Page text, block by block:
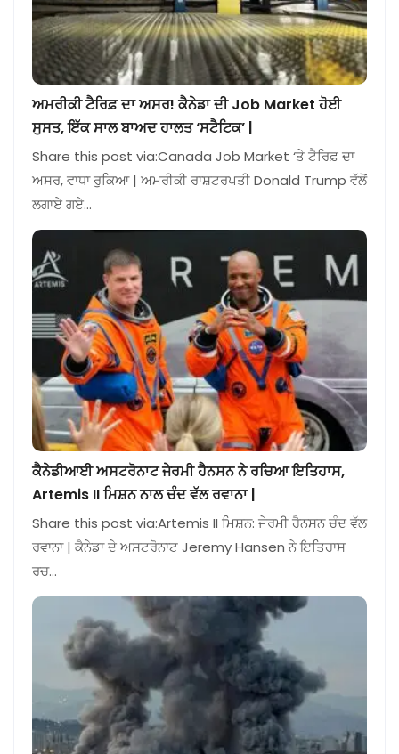
ਅਮਰੀਕੀ ਟੈਰਿਫ਼ ਦਾ ਅਸਰ! ਕੈਨੇਡਾ ਦੀ Job Market ਹੋਈ
ਸੁਸਤ, ਇੱਕ ਸਾਲ ਬਾਅਦ ਹਾਲਤ ‘ਸਟੈਟਿਕ’ |
Share this post via:Canada Job Market ‘ਤੇ ਟੈਰਿਫ਼ ਦਾ
ਅਸਰ, ਵਾਧਾ ਰੁਕਿਆ | ਅਮਰੀਕੀ ਰਾਸ਼ਟਰਪਤੀ Donald Trump ਵੱਲੋਂ
ਲਗਾਏ ਗਏ…
ਕੈਨੇਡੀਆਈ ਅਸਟਰੋਨਾਟ ਜੇਰਮੀ ਹੈਨਸਨ ਨੇ ਰਚਿਆ ਇਤਿਹਾਸ,
Artemis II ਮਿਸ਼ਨ ਨਾਲ ਚੰਦ ਵੱਲ ਰਵਾਨਾ |
Share this post via:Artemis II ਮਿਸ਼ਨ: ਜੇਰਮੀ ਹੈਨਸਨ ਚੰਦ ਵੱਲ
ਰਵਾਨਾ | ਕੈਨੇਡਾ ਦੇ ਅਸਟਰੋਨਾਟ Jeremy Hansen ਨੇ ਇਤਿਹਾਸ
ਰਚ…